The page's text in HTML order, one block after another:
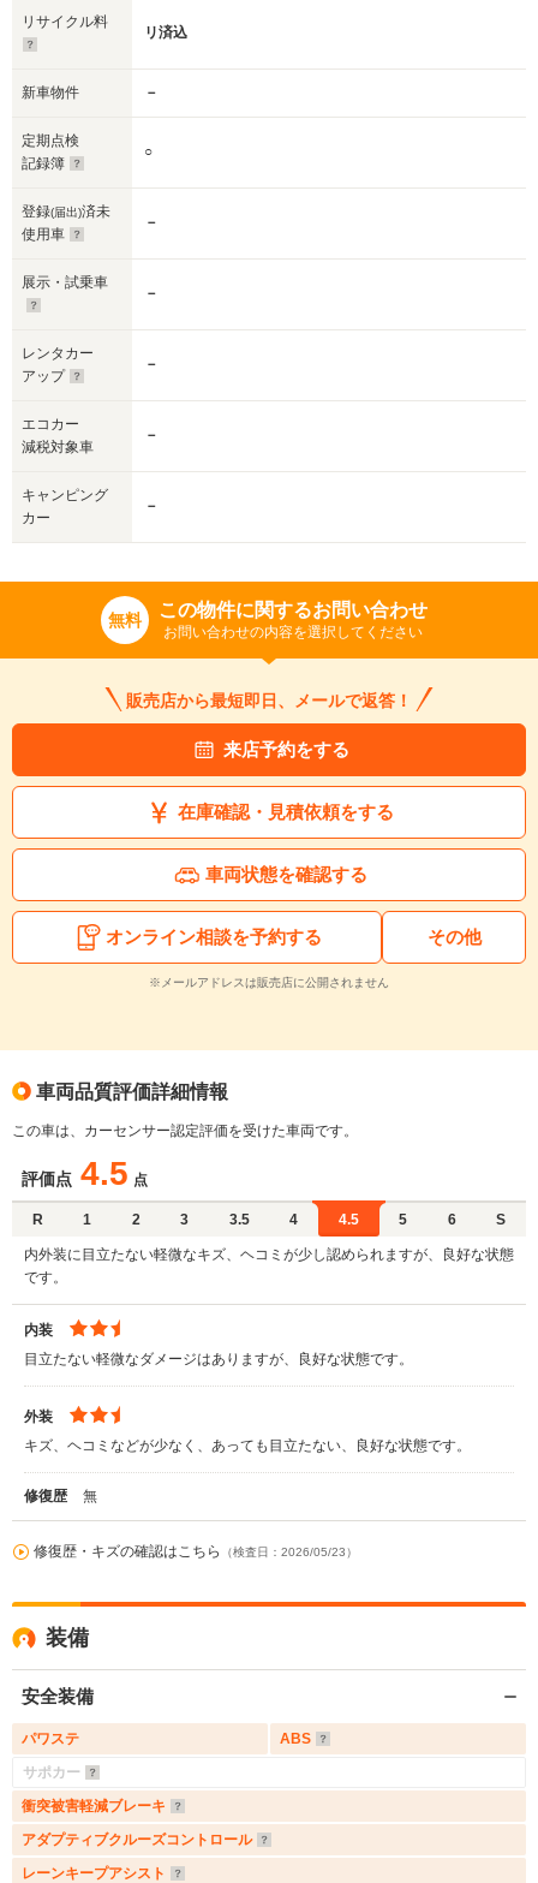
リサイクル料
リ済込
新車物件 －
定期点検
記録簿
○
登録(届出)済未
使用車
－
展示・試乗車
－
レンタカー
アップ
－
エコカー
減税対象車
－
キャンピング
カー
－
無料 この物件に関するお問い合わせ
お問い合わせの内容を選択してください
販売店から最短即日、メールで返答！
来店予約をする
在庫確認・見積依頼をする
車両状態を確認する
オンライン相談を予約する その他
※メールアドレスは販売店に公開されません
車両品質評価詳細情報
この車は、カーセンサー認定評価を受けた車両です。
評価点 4.5 点
R 1 2 3 3.5 4 4.5 5 6 S
内外装に目立たない軽微なキズ、ヘコミが少し認められますが、良好な状態
です。
内装
目立たない軽微なダメージはありますが、良好な状態です。
外装
キズ、ヘコミなどが少なく、あっても目立たない、良好な状態です。
修復歴 無
修復歴・キズの確認はこちら （検査日：2026/05/23）
装備
安全装備
パワステ
ABS
サポカー
衝突被害軽減ブレーキ
アダプティブクルーズコントロール
レーンキープアシスト